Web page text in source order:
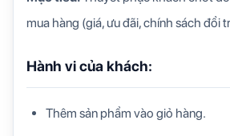
mua hàng (giá, ưu đãi, chính sách đổi
Hành vi của khách:
Thêm sản phẩm vào giỏ hàng.